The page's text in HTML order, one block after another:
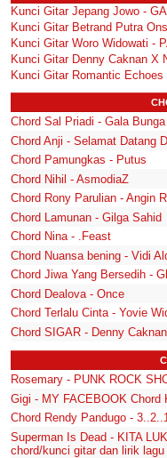
Kunci Gitar Jepang Jowo -
Kunci Gitar Betrand Putra
Kunci Gitar Woro Widowati -
Kunci Gitar Denny Caknan X
Kunci Gitar Romantic
Chord Sal Priadi - Gala
Chord Anji - Selamat Datang
Chord Pamungkas - Putus
Chord Nihil - AsmodiaZ
Chord Rony Parulian - Angin
Chord Lamunan - Gilga Sahid
Chord Nina - .Feast
Chord Nuansa bening - Vidi
Chord Jiwa Yang Bersedih -
Chord Dealova - Once
Chord Terlalu Cinta - Yovie
Chord SIGAR - Denny Caknan
Rosemary - PUNK ROCK
Gigi - MY FACEBOOK Chord
Chord Rendy Pandugo -
Superman Is Dead - KITA
chord/kunci gitar dan lirik lagu